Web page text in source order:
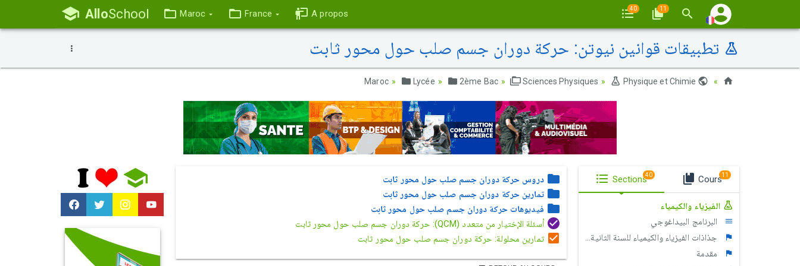
AlloSchool Maroc France A propos 40 11
تطبيقات قوانين نيوتن: حركة دوران جسم صلب حول محور ثابت
Lycée 2ème Bac Sciences Physiques Physique et Chimie
دروس حركة دوران جسم صلب حول محور ثابت
تمارين حركة دوران جسم صلب حول محور ثابت
فيديوهات حركة دوران جسم صلب حول محور ثابت
أسئلة الإختيار من متعدد (QCM): حركة دوران جسم صلب حول محور ثابت
تمارين محلولة: حركة دوران جسم صلب حول محور ثابت
Sections40 Cours11
الفيزياء والكيمياء
البرنامج البيداغوجي
جذاذات الفيزياء والكيمياء للسنة الثانية بكالوريا
مقدمة